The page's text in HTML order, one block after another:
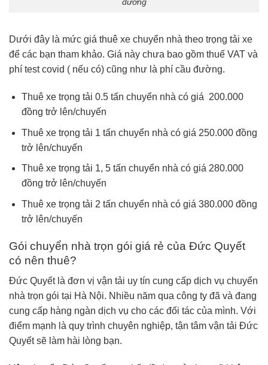
đường
Dưới đây là mức giá thuê xe chuyển nhà theo trọng tải xe
để các bạn tham khảo. Giá này chưa bao gồm thuế VAT và
phí test covid ( nếu có) cũng như là phí cầu đường.
Thuê xe trọng tải 0.5 tấn chuyển nhà có giá 200.000
đồng trở lên/chuyến
Thuê xe trọng tải 1 tấn chuyển nhà có giá 250.000 đồng
trở lên/chuyến
Thuê xe trọng tải 1, 5 tấn chuyển nhà có giá 280.000
đồng trở lên/chuyến
Thuê xe trọng tải 2 tấn chuyển nhà có giá 380.000 đồng
trở lên/chuyến
Gói chuyển nhà trọn gói giá rẻ của Đức Quyết
có nên thuê?
Đức Quyết là đơn vị vận tải uy tín cung cấp dịch vụ chuyển
nhà trọn gói tại Hà Nội. Nhiều năm qua công ty đã và đang
cung cấp hàng ngàn dịch vụ cho các đối tác của mình. Với
điểm mạnh là quy trình chuyên nghiệp, tận tâm vận tải Đức
Quyết sẽ làm hài lòng bạn.